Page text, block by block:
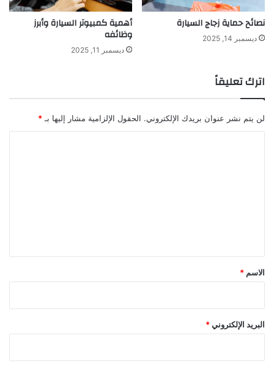
نصائح حماية زجاج السيارة
ديسمبر 14, 2025
أهمية كمبيوتر السيارة وأبرز
وظائفه
ديسمبر 11, 2025
اترك تعليقاً
لن يتم نشر عنوان بريدك الإلكتروني. الحقول الإلزامية مشار إليها بـ *
*
الاسم *
البريد الإلكتروني *